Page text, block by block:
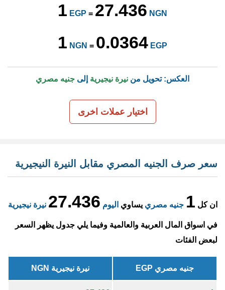
1 EGP = 27.436 NGN
1 NGN = 0.0364 EGP
العكس: تحويل من نيرة نيجيرية إلى جنيه مصري
اختيار عملات اخرى
سعر صرف الجنيه المصري مقابل النيرة النيجيرية
ان كل 1 جنيه مصري يساوي اليوم 27.436 نيرة نيجيرية
في اسواق المال العربية والعالمية وفيما يلي جدول يظهر السعر
لبعض الفئات
جنيه مصري EGP نيرة نيجيرية NGN